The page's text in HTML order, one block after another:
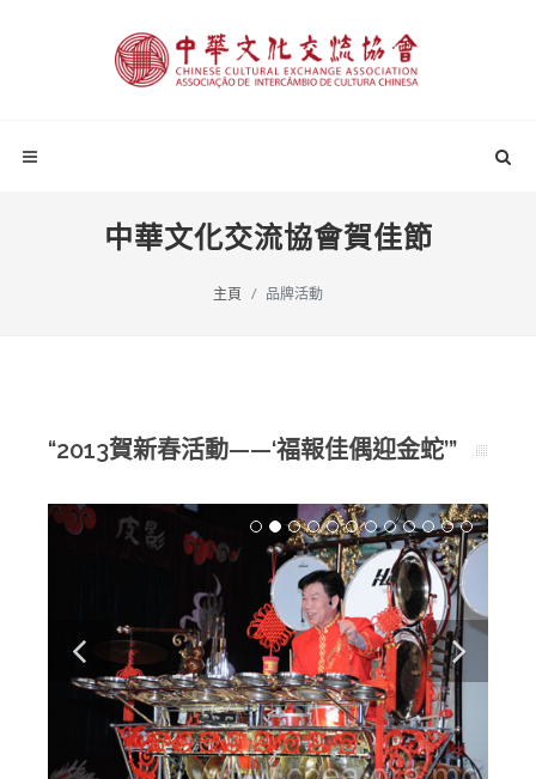
中華文化交流協會賀佳節
主頁 品牌活動
“2013賀新春活動——‘福報佳偶迎金蛇’”